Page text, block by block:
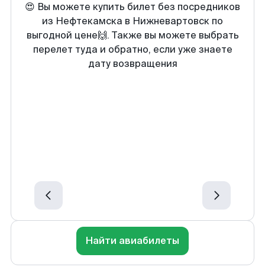
😍 Вы можете купить билет без посредников
из Нефтекамска в Нижневартовск по
выгодной цене🙌. Также вы можете выбрать
перелет туда и обратно, если уже знаете
дату возвращения
Найти авиабилеты